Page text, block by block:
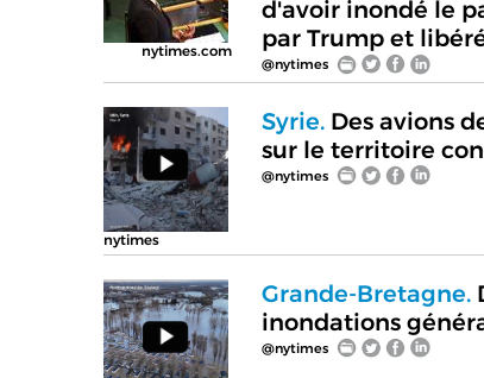
nytimes.com
d'avoir inondé le
par Trump et
@nytimes
nytimes
Syrie.Des avions
sur le territoire
@nytimes
Grande-Bretagne.
inondations
@nytimes